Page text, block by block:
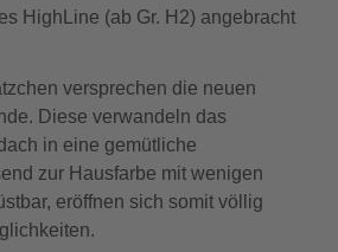
HighLine (ab Gr. H2) angebracht
versprechen die neuen
Diese verwandeln das
in eine gemütliche
zur Hausfarbe mit wenigen
eröffnen sich somit völlig